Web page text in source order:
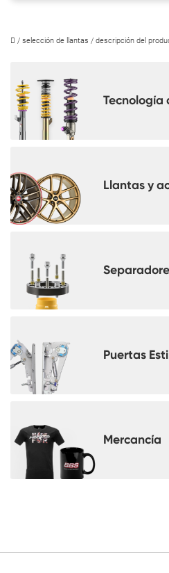
/ selección de llantas / descripción del
Tecnología
Llantas y
Puertas
Mercancía